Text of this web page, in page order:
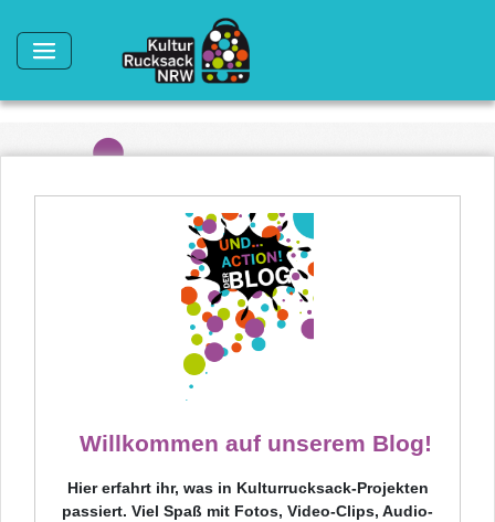
Willkommen auf unserem Blog!
Hier erfahrt ihr, was in Kulturrucksack-Projekten
passiert. Viel Spaß mit Fotos, Video-Clips, Audio-